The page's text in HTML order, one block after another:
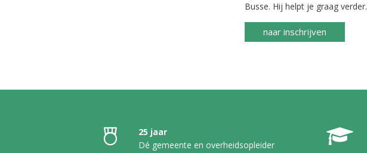
Busse. Hij helpt je graag verder.
naar inschrijven
25 jaar
Dé gemeente en overheidsopleider